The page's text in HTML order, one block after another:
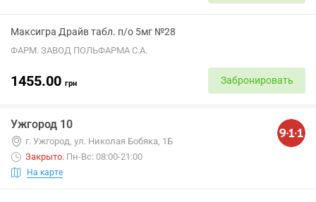
Максигра Драйв табл. п/о 5мг №28
ФАРМ. ЗАВОД ПОЛЬФАРМА С.А.
1455.00 грн Забронировать
Ужгород 10
г. Ужгород, ул. Николая Бобяка, 1Б
Закрыто. Пн-Вс: 08:00-21:00
На карте